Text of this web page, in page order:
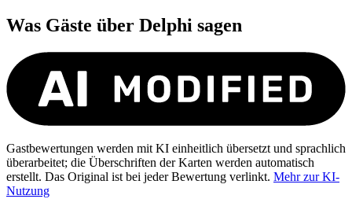
Was Gäste über Delphi sagen
Gastbewertungen werden mit KI einheitlich übersetzt und sprachlich
überarbeitet; die Überschriften der Karten werden automatisch
erstellt. Das Original ist bei jeder Bewertung verlinkt. Mehr zur KI-
Nutzung